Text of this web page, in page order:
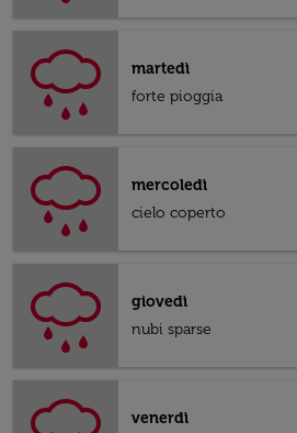
martedì
forte pioggia
mercoledì
cielo coperto
giovedì
nubi sparse
venerdì